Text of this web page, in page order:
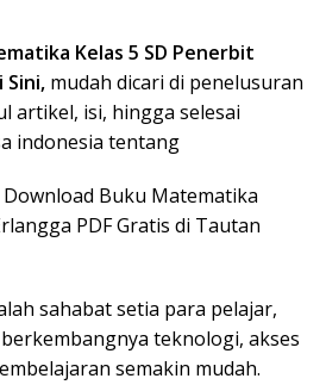
Kelas 5 SD Penerbit
Sini, mudah dicari di penelusuran
artikel, isi, hingga selesai
indonesia tentang
Buku Matematika
PDF Gratis di Tautan
sahabat setia para pelajar,
teknologi, akses
semakin mudah.